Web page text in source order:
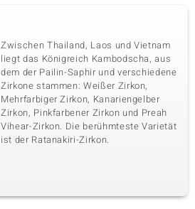
Zwischen Thailand, Laos und Vietnam
liegt das Königreich Kambodscha, aus
dem der Pailin-Saphir und verschiedene
Zirkone stammen: Weißer Zirkon,
Mehrfarbiger Zirkon, Kanariengelber
Zirkon, Pinkfarbener Zirkon und Preah
Vihear-Zirkon. Die berühmteste Varietät
ist der Ratanakiri-Zirkon.